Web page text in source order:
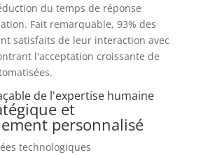
du temps de réponse
Fait remarquable, 93% des
satisfaits de leur interaction avec
l'acceptation croissante de
de l'expertise humaine
et
personnalisé
technologiques